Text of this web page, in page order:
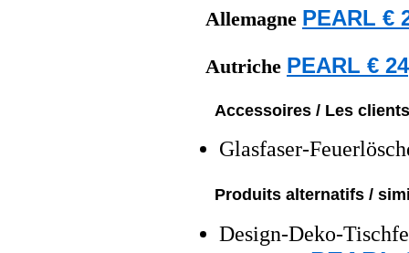
Allemagne PEARL €
Autriche PEARL €
Accessoires / Les
Glasfaser-
Produits alternatifs /
Design-Deko-